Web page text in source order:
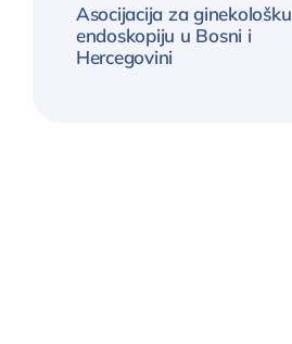
Asocijacija za ginekološku
endoskopiju u Bosni i
Hercegovini